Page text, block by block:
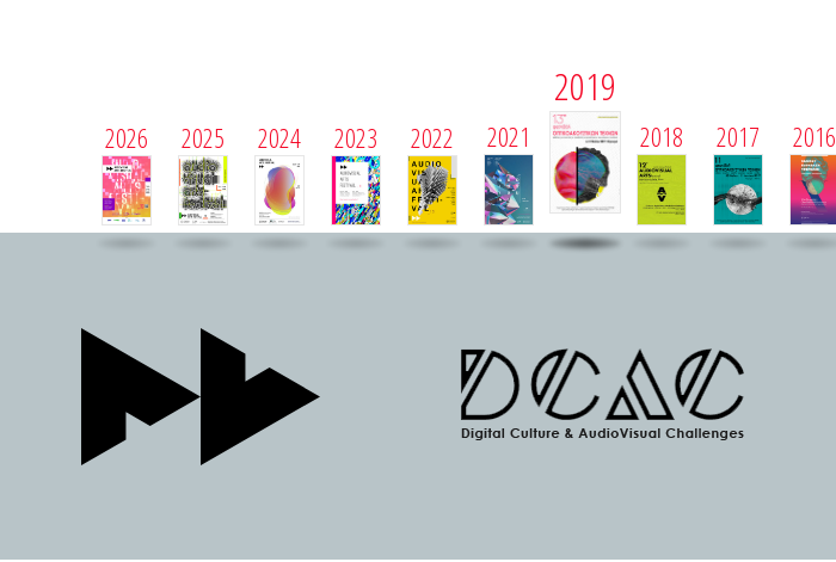
2026 2025 2024 2023 2022 2021
2019
2018 2017 2016